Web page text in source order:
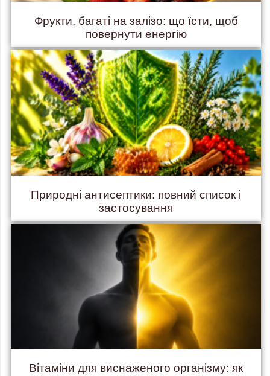
Фрукти, багаті на залізо: що їсти, щоб
повернути енергію
Природні антисептики: повний список і
застосування
Вітаміни для виснаженого організму: як